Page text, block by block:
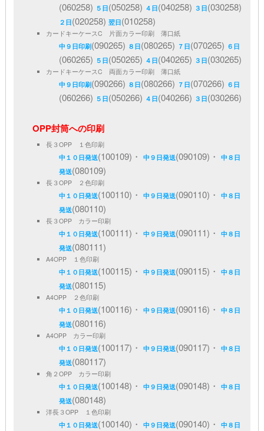
(060258) ５日(050258) ４日(040258) ３日(030258)
２日(020258)翌日(010258)
カードキーケースC 片面カラー印刷 薄口紙
中９日印刷(090265) ８日(080265) ７日(070265) ６日
(060265) ５日(050265) ４日(040265) ３日(030265)
カードキーケースC 両面カラー印刷 薄口紙
中９日印刷(090266) ８日(080266) ７日(070266) ６日
(060266) ５日(050266) ４日(040266) ３日(030266)
OPP封筒への印刷
長３OPP １色印刷
中１０日発送(100109)・中９日発送(090109)・中８日
発送(080109)
長３OPP ２色印刷
中１０日発送(100110)・中９日発送(090110)・中８日
発送(080110)
長３OPP カラー印刷
中１０日発送(100111)・中９日発送(090111)・中８日
発送(080111)
A4OPP １色印刷
中１０日発送(100115)・中９日発送(090115)・中８日
発送(080115)
A4OPP ２色印刷
中１０日発送(100116)・中９日発送(090116)・中８日
発送(080116)
A4OPP カラー印刷
中１０日発送(100117)・中９日発送(090117)・中８日
発送(080117)
角２OPP カラー印刷
中１０日発送(100148)・中９日発送(090148)・中８日
発送(080148)
洋長３OPP １色印刷
中１０日発送(100140)・中９日発送(090140)・中８日